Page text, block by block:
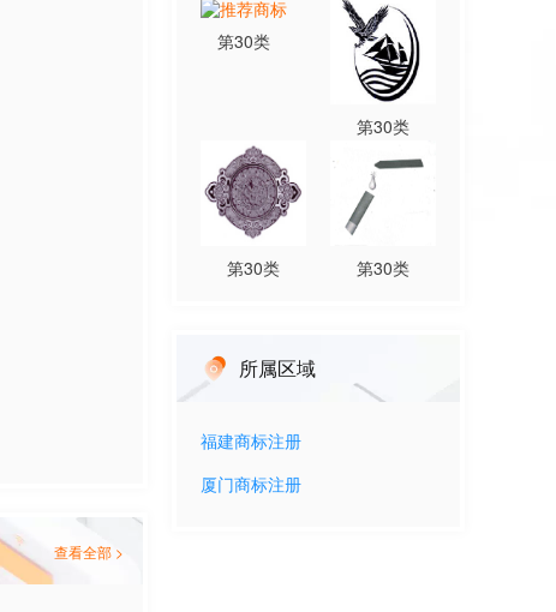
查看全部 >
第30类
第30类
第30类 第30类
所属区域
福建商标注册
厦门商标注册